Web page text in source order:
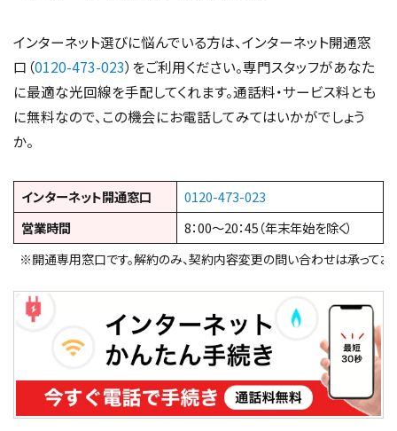
インターネット選びに悩んでいる方は、インターネット開通窓
口（0120-473-023）をご利用ください。専門スタッフがあなた
に最適な光回線を手配してくれます。通話料・サービス料とも
に無料なので、この機会にお電話してみてはいかがでしょう
か。
インターネット開通窓口
0120-473-023
営業時間
8：00～20：45（年末年始を除く）
※開通専用窓口です。解約のみ、契約内容変更の問い合わせは承ってお